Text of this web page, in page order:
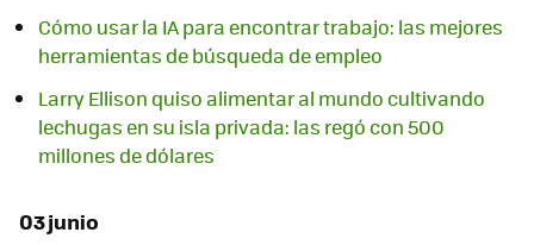
Cómo usar la IA para encontrar trabajo: las mejores
herramientas de búsqueda de empleo
Larry Ellison quiso alimentar al mundo cultivando
lechugas en su isla privada: las regó con 500
millones de dólares
03 junio